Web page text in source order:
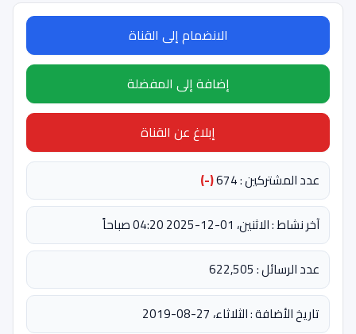
الانضمام إلى القناة
إضافة إلى المفضلة
إبلاغ عن القناة
عدد المشتركين : 674
(-)
آخر نشاط : الاثنين، 01-12-2025 04:20 صباحاً
عدد الرسائل : 622,505
تاريخ الأضافة : الثلاثاء، 27-08-2019